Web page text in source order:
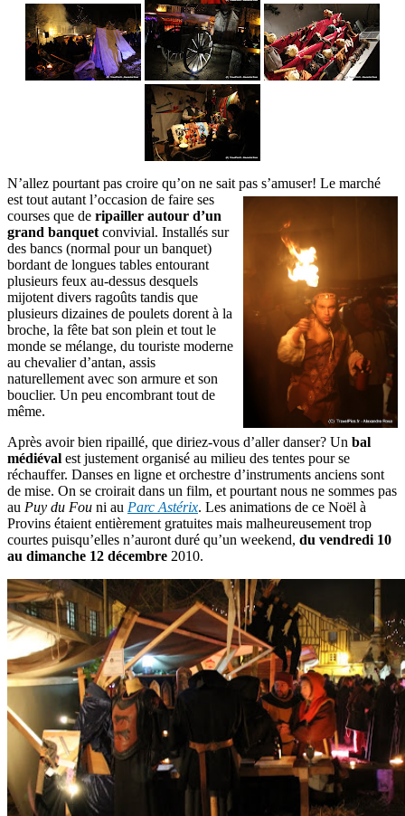
N’allez pourtant pas croire qu’on ne sait pas s’amuser! Le marché
est tout autant l’occasion de faire ses
courses que de ripailler autour d’un
grand banquet convivial. Installés sur
des bancs (normal pour un banquet)
bordant de longues tables entourant
plusieurs feux au-dessus desquels
mijotent divers ragoûts tandis que
plusieurs dizaines de poulets dorent à la
broche, la fête bat son plein et tout le
monde se mélange, du touriste moderne
au chevalier d’antan, assis
naturellement avec son armure et son
bouclier. Un peu encombrant tout de
même.
Après avoir bien ripaillé, que diriez-vous d’aller danser? Un bal
médiéval est justement organisé au milieu des tentes pour se
réchauffer. Danses en ligne et orchestre d’instruments anciens sont
de mise. On se croirait dans un film, et pourtant nous ne sommes pas
au Puy du Fou ni au Parc Astérix. Les animations de ce Noël à
Provins étaient entièrement gratuites mais malheureusement trop
courtes puisqu’elles n’auront duré qu’un weekend, du vendredi 10
au dimanche 12 décembre 2010.